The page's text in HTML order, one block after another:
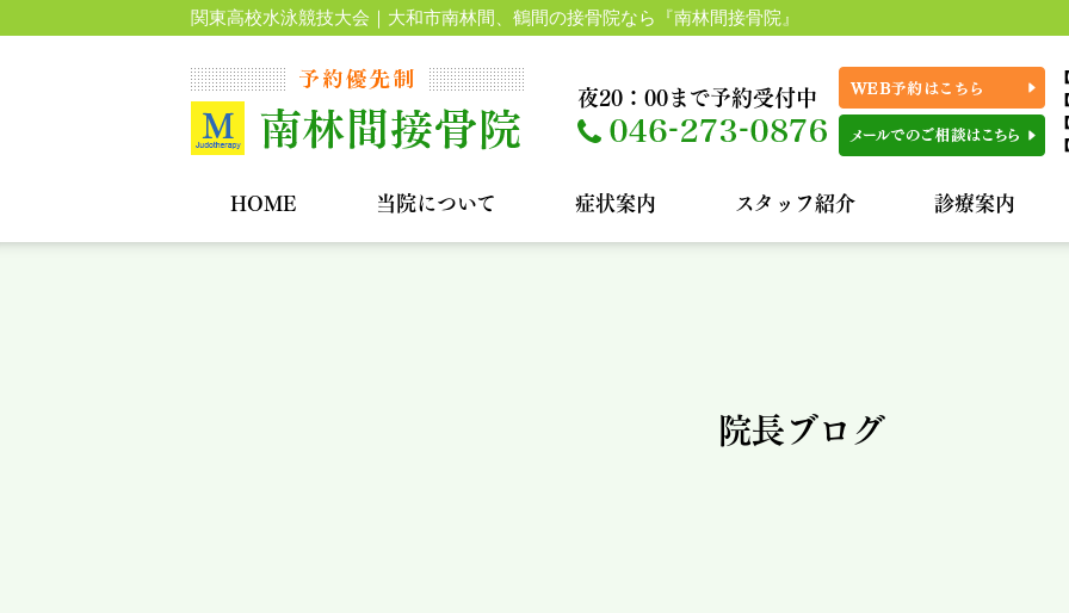
関東高校水泳競技大会｜大和市南林間、鶴間の接骨院なら『南林間接骨院』
夜20：00まで予約受付中
HOME 当院について 症状案内 スタッフ紹介 診療案内
院長ブログ